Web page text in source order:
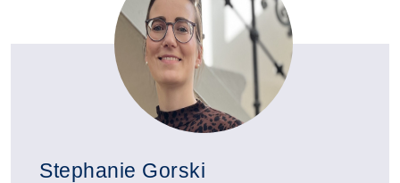
Stephanie Gorski